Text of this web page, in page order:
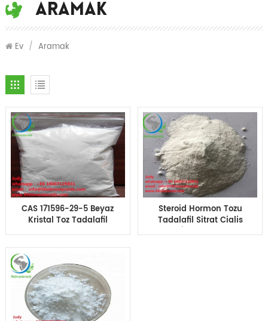
Aramak
Ev / Aramak
CAS 171596-29-5 Beyaz
Kristal Toz Tadalafil
Cialis Toz Farmasötik
Steroid Hormon Tozu
Tadalafil Sitrat Cialis
Cinsel İlaç CAS 171596-